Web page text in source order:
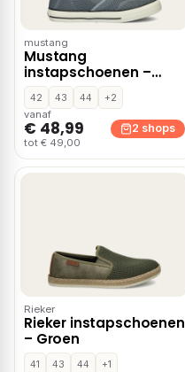
mustang
Mustang
instapschoenen –
Blauw
42 43 44
+2
vanaf
€ 48,99
tot € 49,00
2 shops
Rieker
Rieker instapschoenen
– Groen
41 43 44
+1